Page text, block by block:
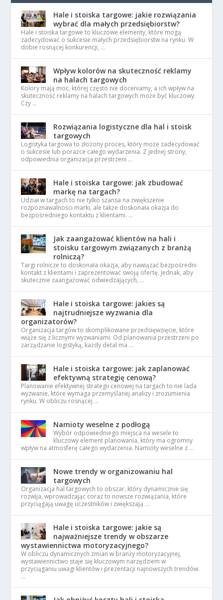
Hale i stoiska targowe: jakie rozwiązania
wybrać dla małych przedsiębiorstw?
Hale i stoiska targowe to kluczowe elementy, które mogą
zadecydować o sukcesie małych przedsiębiorstw na rynku. W
dobie rosnącej konkurencji, …
Wpływ kolorów na skuteczność reklamy
na halach targowych
Kolory mają moc, której często nie doceniamy, a ich wpływ na
skuteczność reklamy na halach targowych może być kluczowy.
Czy …
Rozwiązania logistyczne dla hal i stoisk
targowych
Logistyka targowa to złożony proces, który może zadecydować
o sukcesie lub porażce całego wydarzenia. Z jednej strony,
odpowiednia organizacja przestrzeni …
Hale i stoiska targowe: jak zbudować
markę na targach?
Udział w targach to nie tylko szansa na zwiększenie
rozpoznawalności marki, ale także doskonała okazja do
bezpośredniego kontaktu z klientami. …
Jak zaangażować klientów na hali i
stoisku targowym związanych z branżą
rolniczą?
Targi rolnicze to doskonała okazja, aby nawiązać bezpośredni
kontakt z klientami i zaprezentować swoją ofertę. Jednak, aby
skutecznie zaangażować odwiedzających, …
Hale i stoiska targowe: jakies są
najtrudniejsze wyzwania dla
organizatorów?
Organizacja targów to skomplikowane przedsięwzięcie, które
wiąże się z licznymi wyzwaniami. Od planowania przestrzeni po
zarządzanie logistyką, każdy detal ma …
Hale i stoiska targowe: jak zaplanować
efektywną strategię cenową?
Planowanie efektywnej strategii cenowej na targach to nie lada
wyzwanie, które wymaga przemyślanej analizy i zrozumienia
rynku. W obliczu rosnącej …
Namioty weselne z podłogą
Wybór odpowiedniego miejsca na wesele to
kluczowy element planowania, który ma ogromny
wpływ na atmosferę całego wydarzenia. Namioty weselne z …
Nowe trendy w organizowaniu hal
targowych
Organizacja hal targowych to obszar, który dynamicznie się
rozwija, wprowadzając coraz to nowsze rozwiązania, które
przyciągają uwagę uczestników i zwiększają …
Hale i stoiska targowe: jakie są
najważniejsze trendy w obszarze
wystawiennictwa motoryzacyjnego?
W obliczu dynamicznych zmian w branży motoryzacyjnej,
wystawiennictwo staje się kluczowym narzędziem w
przyciąganiu uwagi klientów i prezentacji najnowszych trendów.
…